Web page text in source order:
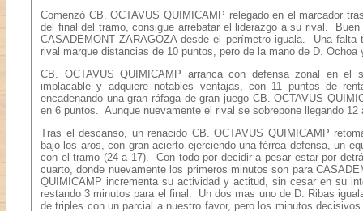
Comenzó CB. OCTAVUS QUIMICAMP relegado en el marcador
del final del tramo, consigue arrebatar el liderazgo a su rival.
CASADEMONT ZARAGOZA desde el perímetro iguala. Una
rival marque distancias de 10 puntos, pero de la mano de D.
CB. OCTAVUS QUIMICAMP arranca con defensa zonal en
implacable y adquiere notables ventajas, con 11 puntos de
encadenando una gran ráfaga de gran juego CB. OCTAVUS
en 6 puntos. Aunque nuevamente el rival se sobrepone llegando 12
Tras el descanso, un renacido CB. OCTAVUS QUIMICAMP
bajo los aros, con gran acierto ejerciendo una férrea defensa, un
con el tramo (24 a 17). Con todo por decidir a pesar estar por
cuarto, donde nuevamente los primeros minutos son para
QUIMICAMP incrementa su actividad y actitud, sin cesar en su
restando 3 minutos para el final. Un dos mas uno de D. Ribas
de triples con un parcial a nuestro favor, pero los minutos